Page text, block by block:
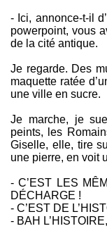
- Ici, annonce-t-il
powerpoint, vous
de la cité antique.
Je regarde. Des
maquette ratée
une ville en sucre.
Je marche, je
peints, les
Giselle, elle, tire
une pierre, en voit
- C’EST LES
DÉCHARGE !
- C’EST DE
- BAH